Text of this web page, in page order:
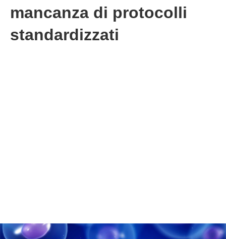
mancanza di protocolli
standardizzati